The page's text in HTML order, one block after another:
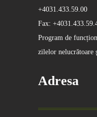
+4031.433.59.00
Fax:
Program de
zilelor nelucrătoare
Adresa